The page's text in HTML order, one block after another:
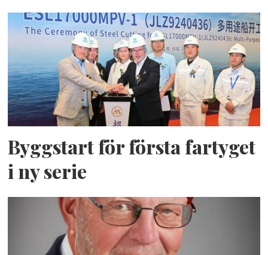
Byggstart för första fartyget
i ny serie